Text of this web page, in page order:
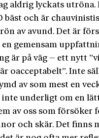
aldrig lyckats utröna.
bäst och är
av avund. Det är
gemensam
är på väg – ett nytt
oacceptabelt”. Inte
av som mest en
inte underligt om en
av oss som försöker
och skär. Det finns